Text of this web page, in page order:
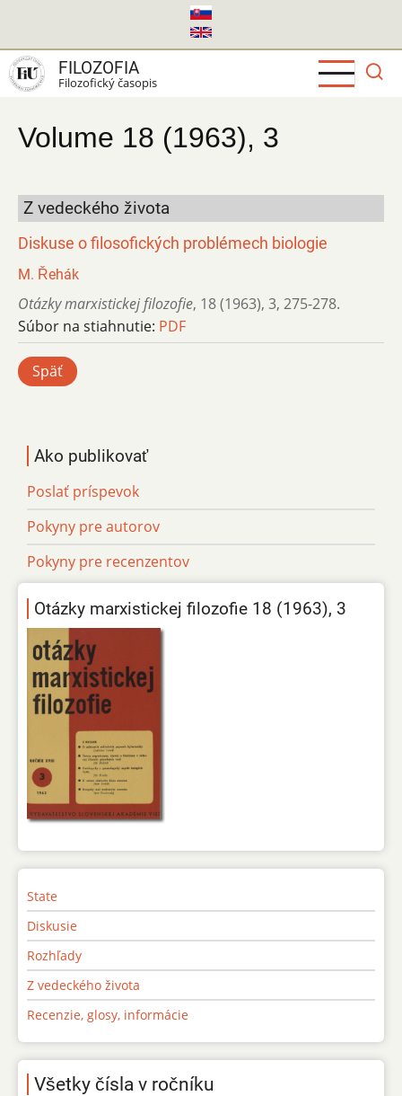
hlavný
obsah
FILOZOFIA
Filozofický časopis
Volume 18 (1963), 3
Z vedeckého života
Diskuse o filosofických problémech biologie
M. Řehák
Otázky marxistickej filozofie, 18 (1963), 3, 275-278.
Súbor na stiahnutie: PDF
Späť
Ako publikovať
Poslať príspevok
Pokyny pre autorov
Pokyny pre recenzentov
Otázky marxistickej filozofie 18 (1963), 3
State
Diskusie
Rozhľady
Z vedeckého života
Recenzie, glosy, informácie
Všetky čísla v ročníku